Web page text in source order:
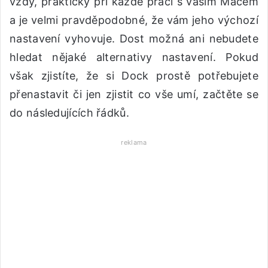
a je velmi pravděpodobné, že vám jeho výchozí
nastavení vyhovuje. Dost možná ani nebudete
hledat nějaké alternativy nastavení. Pokud
však zjistíte, že si Dock prostě potřebujete
přenastavit či jen zjistit co vše umí, začtěte se
do následujících řádků.
reklama